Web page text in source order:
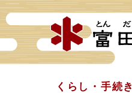
くらし・手続き